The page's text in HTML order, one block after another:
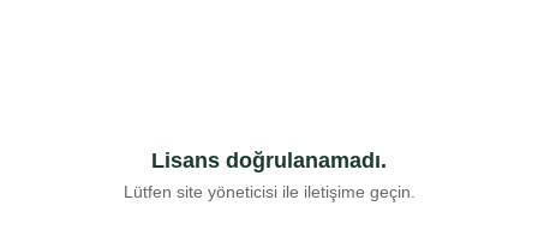
Lisans doğrulanamadı.
Lütfen site yöneticisi ile iletişime geçin.